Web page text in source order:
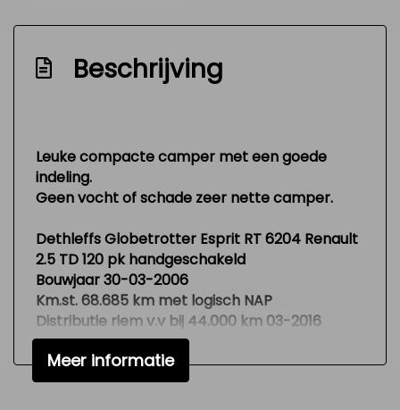
Toilet
Versnellingspook op dashboard
Exterieur
Lichtmetalen velgen
Interieur
Keukenblok
Stuurbekrachtiging
Beschrijving
Leuke compacte camper met een goede
indeling.
Geen vocht of schade zeer nette camper.
Dethleffs Globetrotter Esprit RT 6204 Renault
2.5 TD 120 pk handgeschakeld
Bouwjaar 30-03-2006
Km.st. 68.685 km met logisch NAP
Distributie riem v.v bij 44.000 km 03-2016
Apk 03-2023
Laatste onderhoudsbeurt bij ?
Boekjes camper aanwezig
Meer informatie